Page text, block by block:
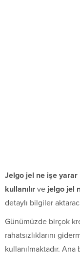
Jelgo jel ne işe yarar
kullanılır ve jelgo jel
detaylı bilgiler
Günümüzde birçok
rahatsızlıklarını
kullanılmaktadır.